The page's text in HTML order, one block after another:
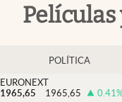
Películas
POLÍTICA
EURONEXT
1965,65
1965,65 0.41